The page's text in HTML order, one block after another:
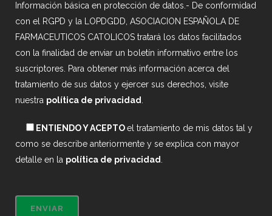
Información básica en protección de datos.- De conformidad
con el RGPD y la LOPDGDD, ASOCIACION ESPAÑOLA DE
FARMACEUTICOS CATOLICOS tratará los datos facilitados
con la finalidad de enviar un boletín informativo entre los
suscriptores. Para obtener más información acerca del
tratamiento de sus datos y ejercer sus derechos, visite
nuestra política de privacidad
ENTIENDO Y ACEPTOel tratamiento de mis datos tal y
como se describe anteriormente y se explica con mayor
detalle en la política de privacidad